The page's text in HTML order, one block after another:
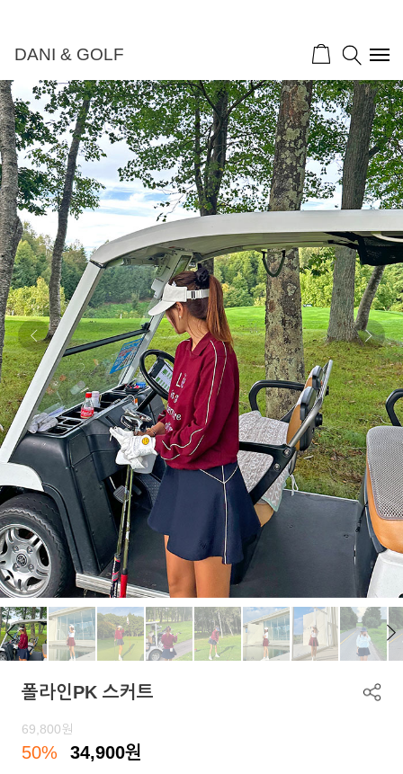
DANI & GOLF
폴라인PK 스커트
69,800원
50% 34,900원